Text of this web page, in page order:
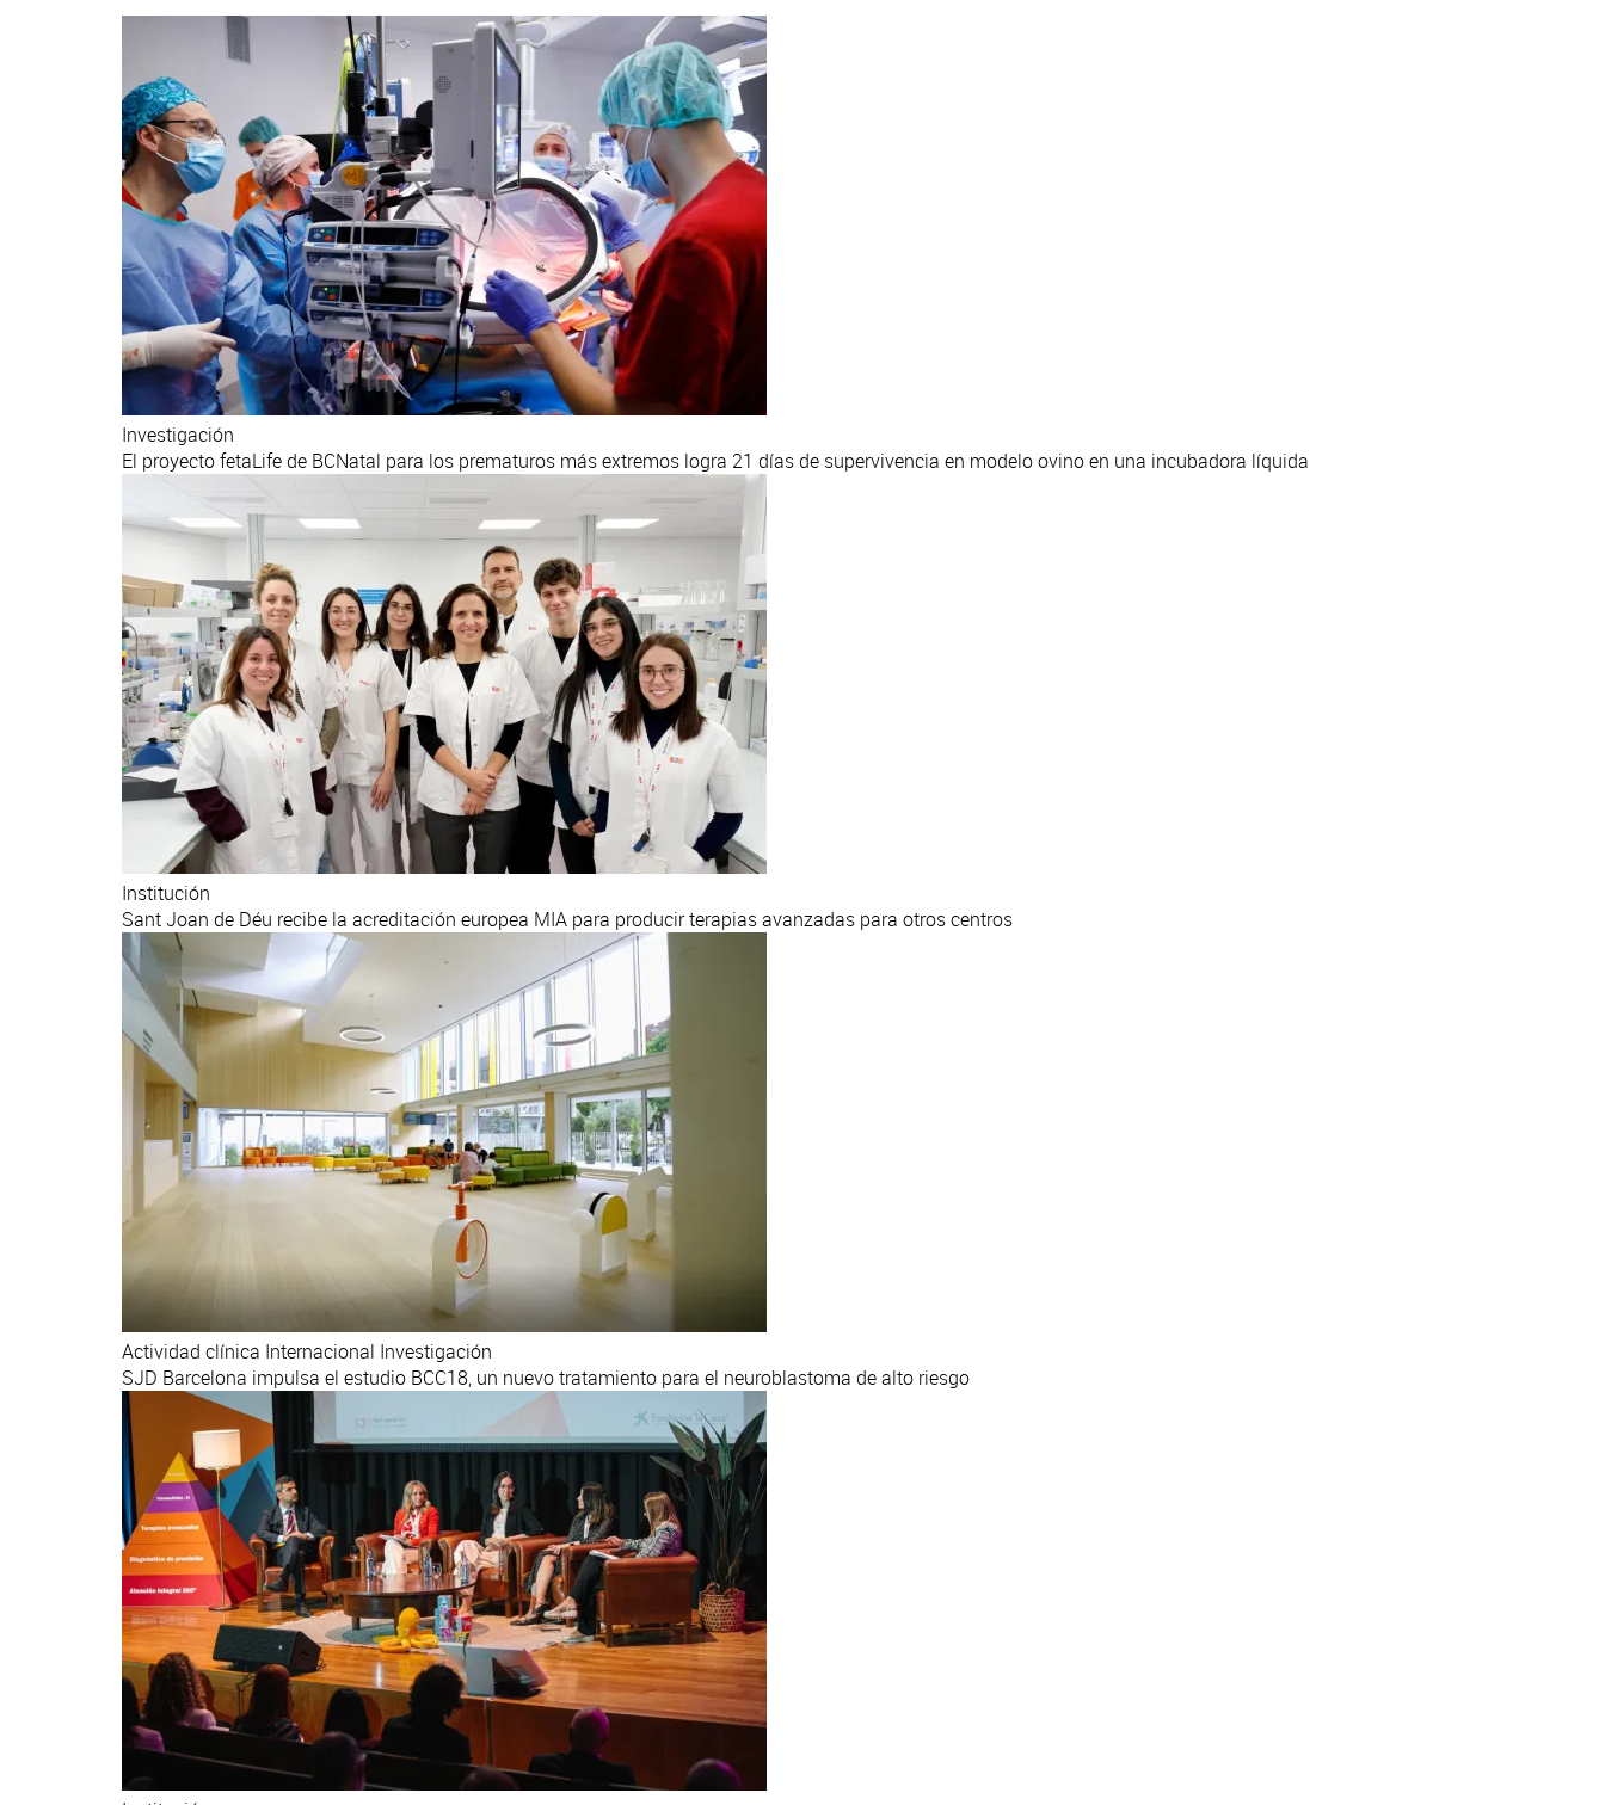
Investigación
El proyecto fetaLife de BCNatal para los prematuros más extremos logra 21 días de supervivencia en modelo ovino en una incubadora líquida
Institución
Sant Joan de Déu recibe la acreditación europea MIA para producir terapias avanzadas para otros centros
Actividad clínica Internacional Investigación
SJD Barcelona impulsa el estudio BCC18, un nuevo tratamiento para el neuroblastoma de alto riesgo